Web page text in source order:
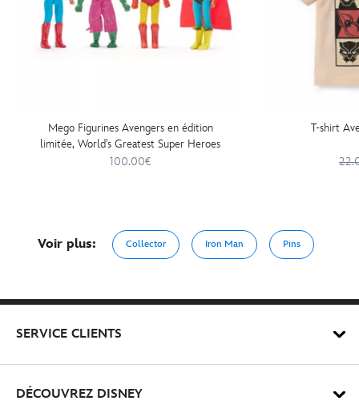
Mego Figurines Avengers en édition
limitée, World's Greatest Super Heroes
100.00€
T-shirt
Voir plus: Collector Iron Man Pins
SERVICE CLIENTS
DÉCOUVREZ DISNEY